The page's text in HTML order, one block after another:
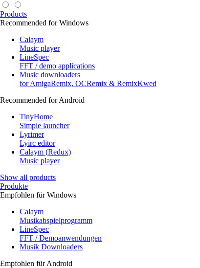
Products
Recommended for Windows
Calaym
Music player
LineSpec
FFT / demo applications
Music downloaders
for AmigaRemix, OCRemix & RemixKwed
Recommended for Android
TinyHome
Simple launcher
Lyrimer
Lyirc editor
Calaym (Redux)
Music player
Show all products
Produkte
Empfohlen für Windows
Calaym
Musikabspielprogramm
LineSpec
FFT / Demoanwendungen
Musik Downloaders
Empfohlen für Android